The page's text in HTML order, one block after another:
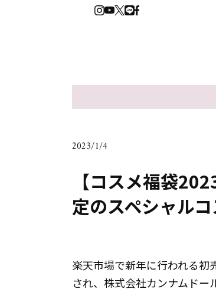
2023/1/4
【コスメ福袋
定のスペシャル
楽天市場で新年に行われる初
され、株式会社カンナムド